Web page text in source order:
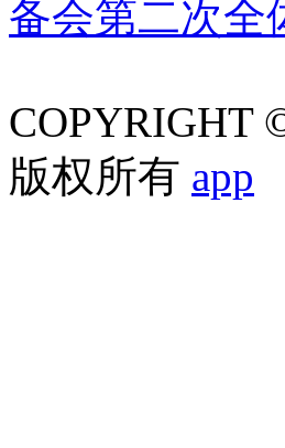
备会第二次全
COPYRIGHT
版权所有 app